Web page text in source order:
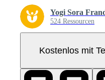
Yogi Sora
524 Ressourcen
Kostenlos mit